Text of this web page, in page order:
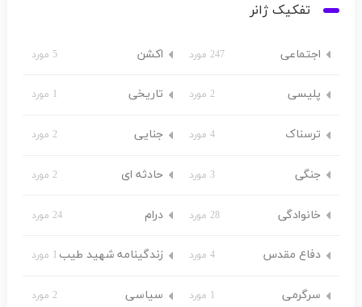
تفکیک ژانر
اجتماعی 247 مورد اکشن 5 مورد
پلیسی 2 مورد تاریخی 1 مورد
ترسناک 4 مورد جنایی 2 مورد
جنگی 3 مورد حادثه ای 2 مورد
خانوادگی 28 مورد درام 24 مورد
دفاع مقدس 4 مورد زندگینامه شهید طیب 1 مورد
سرگرمی 1 مورد سیاسی 2 مورد